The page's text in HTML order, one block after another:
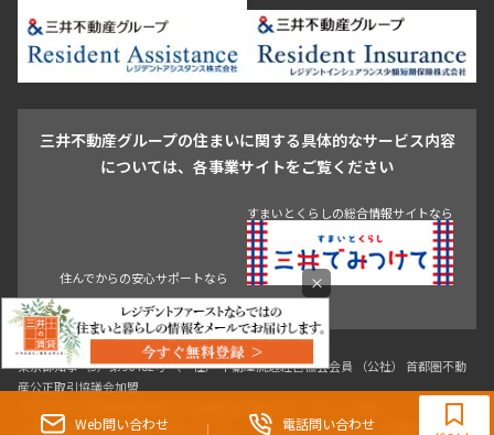
Web問い合わせ 電話問い合わせ
0120-321-983
9:30~18:00（水曜定休）
目白・高田馬場・早稲田
中野・荻窪
池尻大橋・三軒茶屋
祐天寺・学芸大学・自由が丘
駒沢・用賀・二子玉川
成城・砧
池袋・板橋・王子
青山 渋谷 東京・大手町 新宿 品川
目黒・中目黒
葛飾区
江戸川区
三井不動産グループの住まいに関する具体的なサービス内容
については、各事業サイトをご覧ください
すまいとくらしの総合情報サイトなら
東京都知事（3）第96482号 （一社） 不動産流通経営協会会員 （公社） 首都圏不動
産公正取引協議会加盟
三井の賃貸「いちばんに、住む人のこと。」 東京都心を中心とした豊富な賃貸マン
×